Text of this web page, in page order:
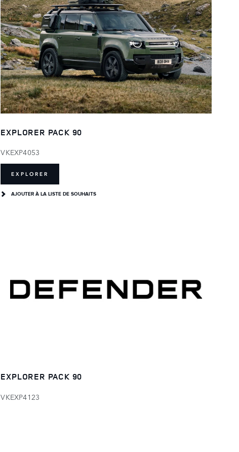
EXPLORER PACK 90
VKEXP4053
EXPLORER
AJOUTER À LA LISTE DE SOUHAITS
EXPLORER PACK 90
VKEXP4123